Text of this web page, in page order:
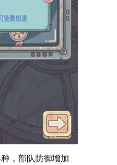
，部队防御增加